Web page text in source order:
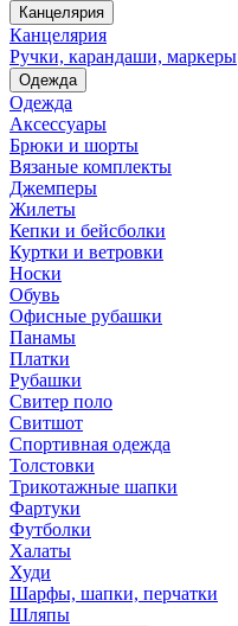
Канцелярия
Канцелярия
Ручки, карандаши, маркеры
Одежда
Одежда
Аксессуары
Брюки и шорты
Вязаные комплекты
Джемперы
Жилеты
Кепки и бейсболки
Куртки и ветровки
Носки
Обувь
Офисные рубашки
Панамы
Платки
Рубашки
Свитер поло
Свитшот
Спортивная одежда
Толстовки
Трикотажные шапки
Фартуки
Футболки
Халаты
Худи
Шарфы, шапки, перчатки
Шляпы